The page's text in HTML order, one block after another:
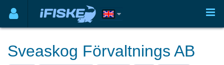
Sveaskog Förvaltnings AB